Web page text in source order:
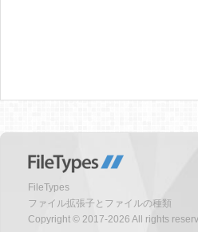
FileTypes
ファイル拡張子とファイルの種類
Copyright © 2017-2026 All rights